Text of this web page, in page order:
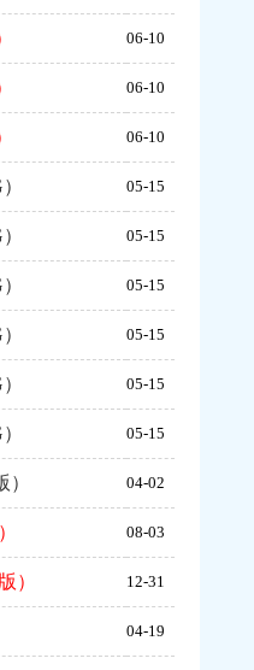
06-10
06-10
06-10
05-15
05-15
05-15
05-15
05-15
05-15
04-02
08-03
） 12-31
04-19